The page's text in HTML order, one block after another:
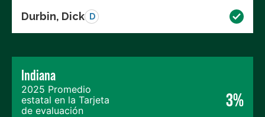
Durbin, Dick D
Indiana
2025 Promedio
estatal en la Tarjeta
de evaluación
3%